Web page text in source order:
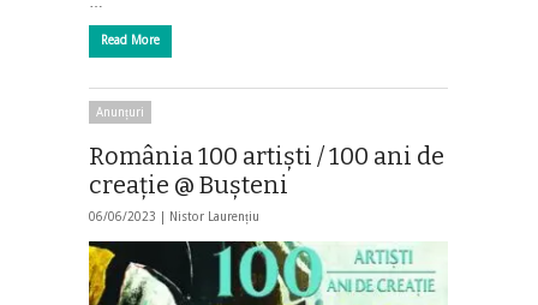
Read More
Anunțuri
România 100 artişti / 100 ani de
creaţie @ Buşteni
06/06/2023 | Nistor Laurențiu